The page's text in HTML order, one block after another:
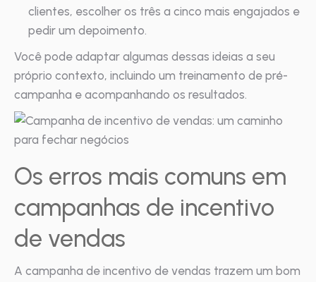
clientes, escolher os três a cinco mais engajados e
pedir um depoimento.
Você pode adaptar algumas dessas ideias a seu
próprio contexto, incluindo um treinamento de pré-
campanha e acompanhando os resultados.
Os erros mais comuns em
campanhas de incentivo
de vendas
A campanha de incentivo de vendas trazem um bom